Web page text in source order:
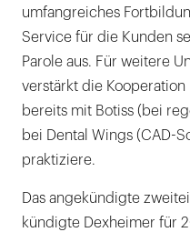
umfangreiches
Service für die Kunden
Parole aus. Für weitere
verstärkt die Kooperation
bereits mit Botiss (bei
bei Dental Wings (CAD-
praktiziere.
Das angekündigte
kündigte Dexheimer für